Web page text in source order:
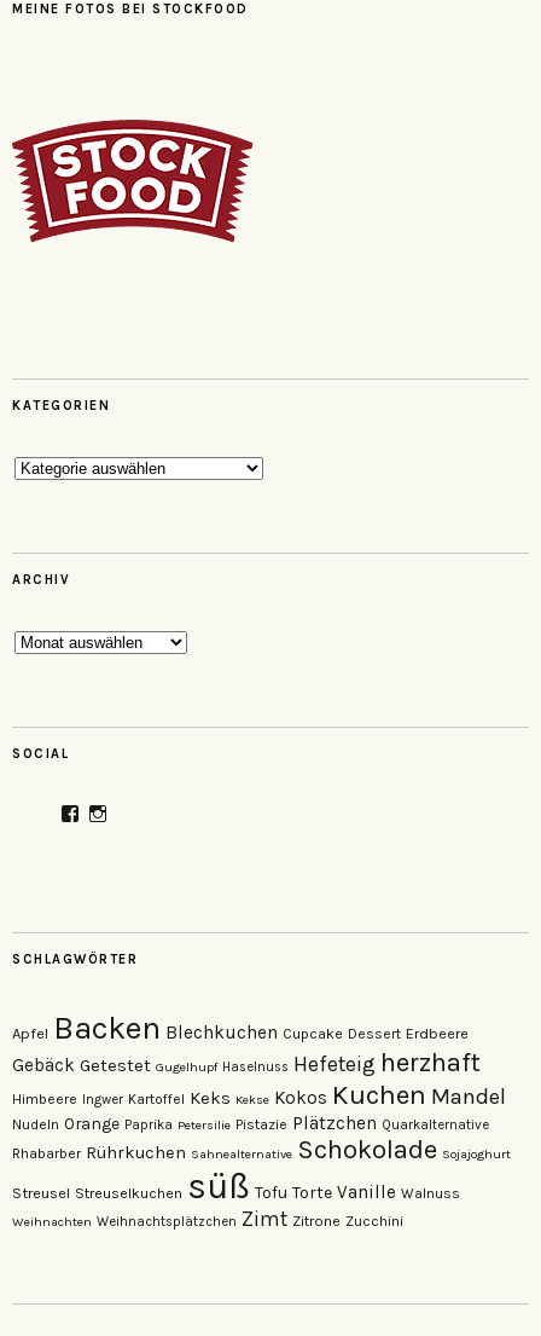
MEINE FOTOS BEI STOCKFOOD
KATEGORIEN
Kategorien
ARCHIV
Archiv
SOCIAL
ProfilProfil
SCHLAGWÖRTER
Apfel Backen Blechkuchen Cupcake Dessert Erdbeere
Gebäck Getestet Gugelhupf Haselnuss Hefeteig herzhaft
Himbeere Ingwer Kartoffel Keks Kekse Kokos Kuchen Mandel
Nudeln Orange Paprika Petersilie Pistazie Plätzchen Quarkalternative
Rhabarber Rührkuchen Sahnealternative Schokolade Sojajoghurt
Streusel Streuselkuchen süß Tofu Torte Vanille Walnuss
Weihnachten Weihnachtsplätzchen Zimt Zitrone Zucchini